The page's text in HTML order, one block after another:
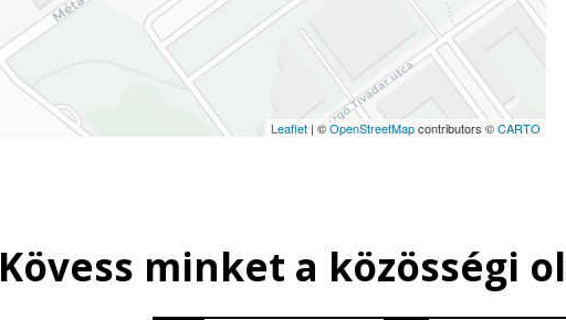
Leaflet | ©OpenStreetMapcontributors ©CARTO
Kövess minket a közösségi